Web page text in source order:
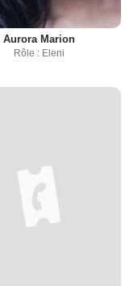
Aurora Marion
Rôle : Eleni